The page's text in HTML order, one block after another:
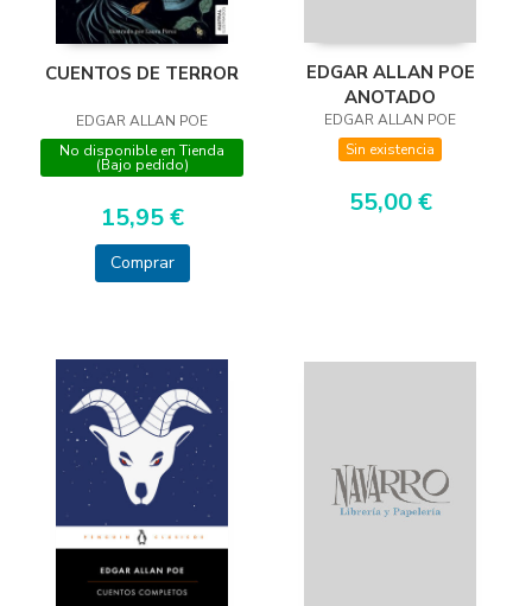
CUENTOS DE TERROR
EDGAR ALLAN POE
No disponible en Tienda
(Bajo pedido)
15,95 €
Comprar
EDGAR ALLAN POE
ANOTADO
EDGAR ALLAN POE
Sin existencia
55,00 €